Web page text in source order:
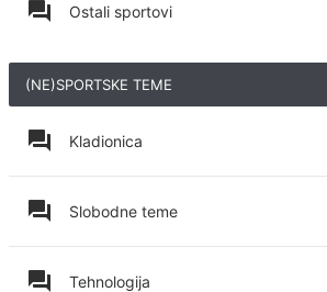
Ostali sportovi
(NE)SPORTSKE TEME
Kladionica
Slobodne teme
Tehnologija